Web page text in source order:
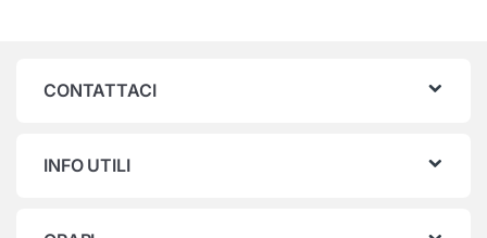
CONTATTACI
INFO UTILI